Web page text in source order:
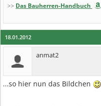
>> Das Bauherren-Handbuch
18.01.2012
anmat2
...so hier nun das Bildchen